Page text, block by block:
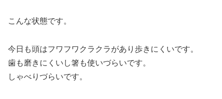
こんな状態です。
今日も頭はフワフワクラクラがあり歩きにくいです。
歯も磨きにくいし箸も使いづらいです。
しゃべりづらいです。